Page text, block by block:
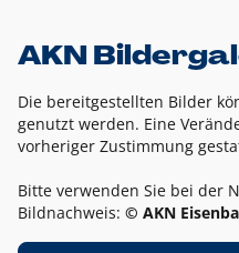
AKN
Die bereitgestellten Bilder
genutzt werden. Eine
vorheriger Zustimmung
Bitte verwenden Sie bei der
Bildnachweis: © AKN